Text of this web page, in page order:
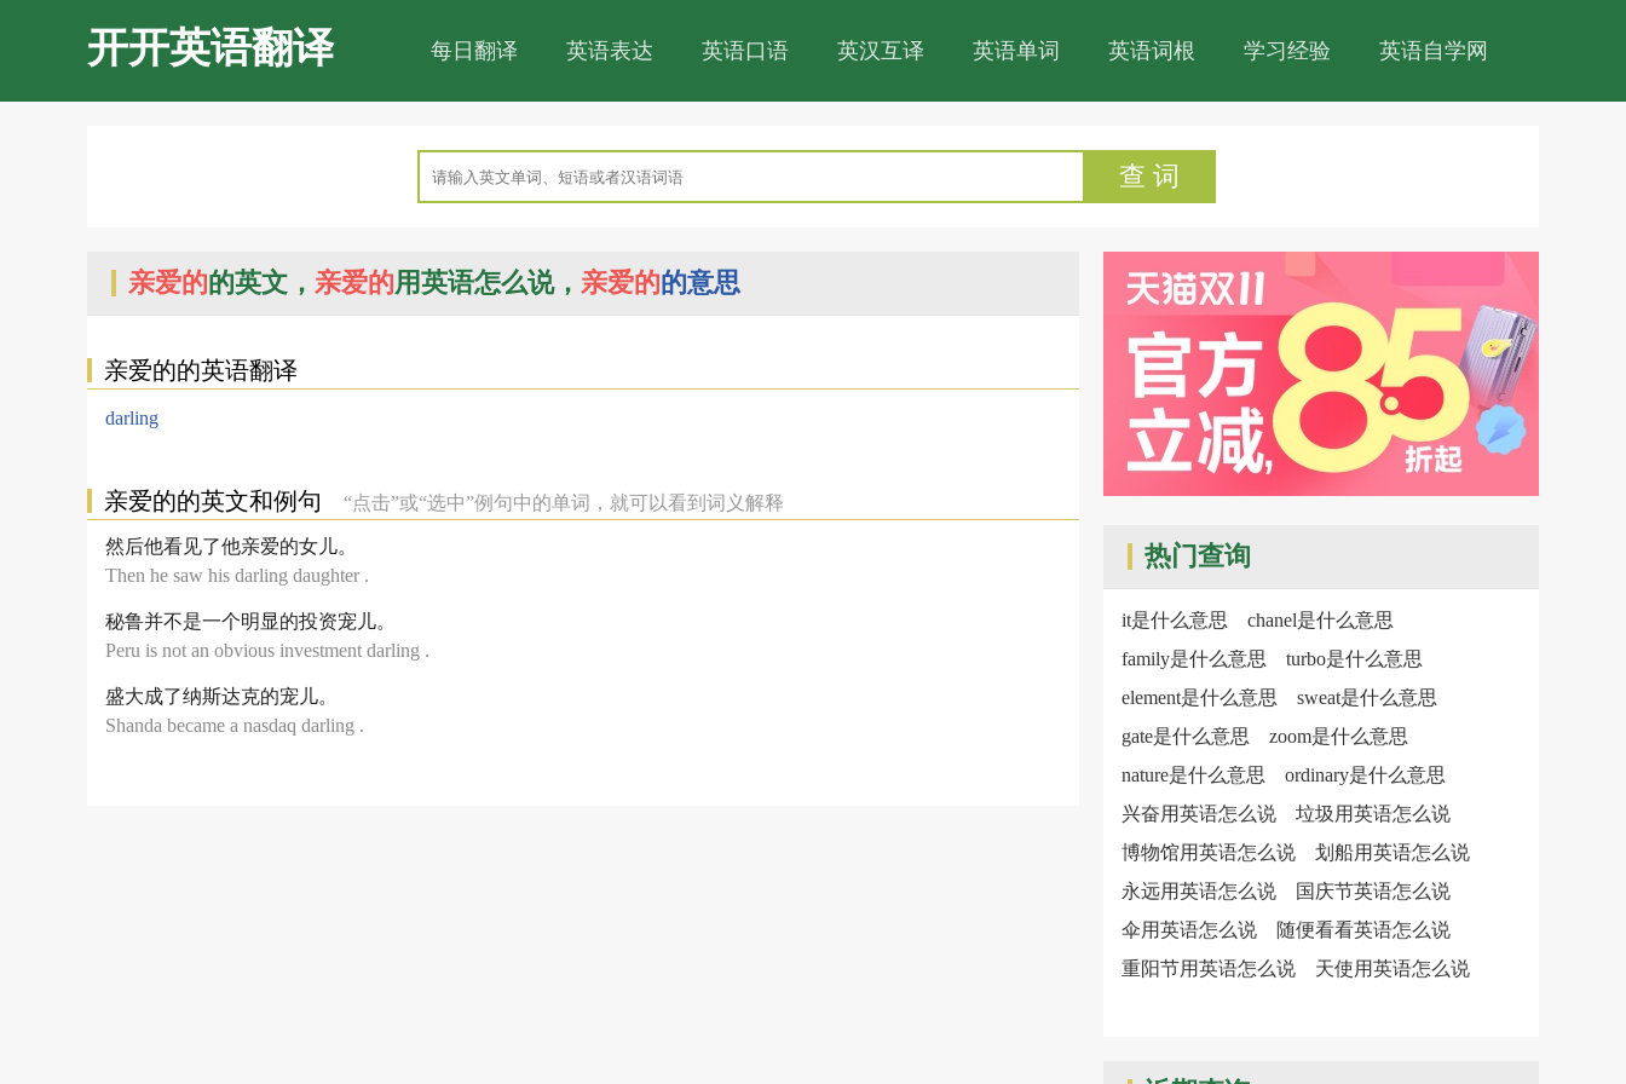
开开英语翻译 每日翻译 英语表达 英语口语 英汉互译 英语单词 英语词根 学习经验 英语自学网
查 词
亲爱的的英文， 亲爱的用英语怎么说， 亲爱的的意思
亲爱的的英语翻译
darling
亲爱的的英文和例句 “点击”或“选中”例句中的单词，就可以看到词义解释
然后他看见了他亲爱的女儿。
Then he saw his darling daughter .
秘鲁并不是一个明显的投资宠儿。
Peru is not an obvious investment darling .
盛大成了纳斯达克的宠儿。
Shanda became a nasdaq darling .
热门查询
it是什么意思
chanel是什么意思
family是什么意思
turbo是什么意思
element是什么意思
sweat是什么意思
gate是什么意思
zoom是什么意思
nature是什么意思
ordinary是什么意思
兴奋用英语怎么说
垃圾用英语怎么说
博物馆用英语怎么说
划船用英语怎么说
永远用英语怎么说
国庆节英语怎么说
伞用英语怎么说
随便看看英语怎么说
重阳节用英语怎么说
天使用英语怎么说